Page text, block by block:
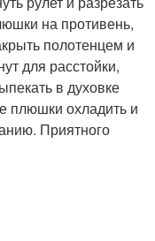
на противень,
полотенцем и
для расстойки,
в духовке
плюшки охладить и
Приятного